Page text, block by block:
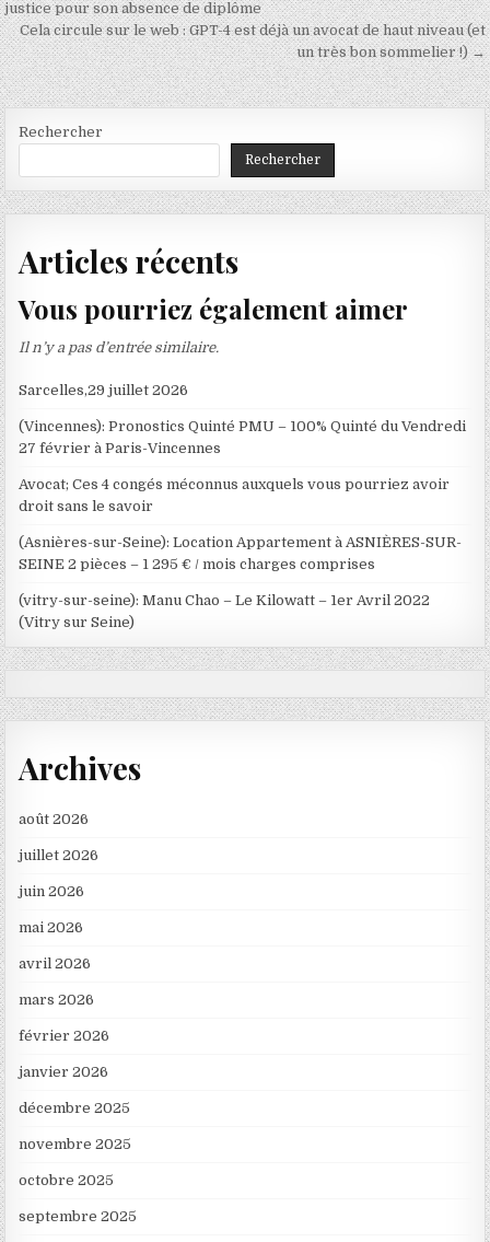
de
l’article
justice pour son absence de diplôme
Cela circule sur le web : GPT-4 est déjà un avocat de haut niveau (et
un très bon sommelier !) →
Rechercher
Rechercher
Articles récents
Vous pourriez également aimer
Il n’y a pas d’entrée similaire.
Sarcelles,29 juillet 2026
(Vincennes): Pronostics Quinté PMU – 100% Quinté du Vendredi
27 février à Paris-Vincennes
Avocat; Ces 4 congés méconnus auxquels vous pourriez avoir
droit sans le savoir
(Asnières-sur-Seine): Location Appartement à ASNIÈRES-SUR-
SEINE 2 pièces – 1 295 € / mois charges comprises
(vitry-sur-seine): Manu Chao – Le Kilowatt – 1er Avril 2022
(Vitry sur Seine)
Archives
août 2026
juillet 2026
juin 2026
mai 2026
avril 2026
mars 2026
février 2026
janvier 2026
décembre 2025
novembre 2025
octobre 2025
septembre 2025